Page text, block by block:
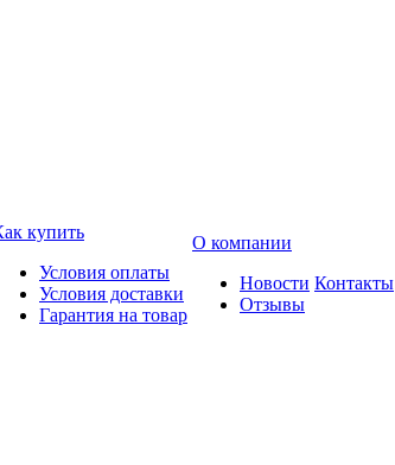
купить
Условия оплаты
Условия доставки
Гарантия на товар
О компании
Новости
Отзывы
Контакты